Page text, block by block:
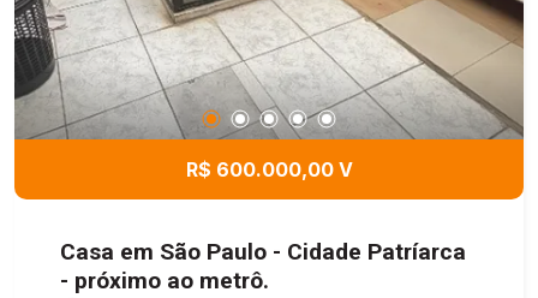
R$ 600.000,00 V
Casa em São Paulo - Cidade Patríarca
- próximo ao metrô.